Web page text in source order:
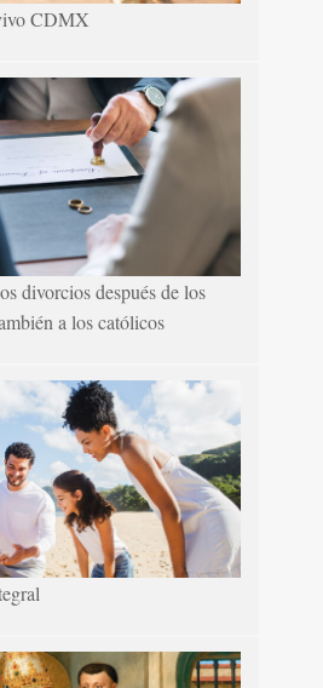
CDMX
divorcios después de los
a los católicos